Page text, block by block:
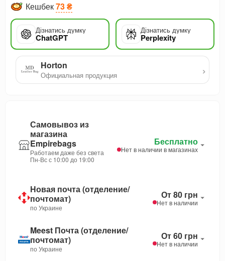
Кешбек73 ₴
Дізнатись думку
ChatGPT
Дізнатись думку
Perplexity
Horton
Официальная продукция ›
Самовывоз из
магазина
Empirebags
Работаем даже без света
Пн-Вс с 10:00 до 19:00
Бесплатно
Нет в наличии в магазинах
Новая почта (отделение/
почтомат)
по Украине
От 80 грн
Нет в наличии
Meest Почта (отделение/
почтомат)
по Украине
От 60 грн
Нет в наличии